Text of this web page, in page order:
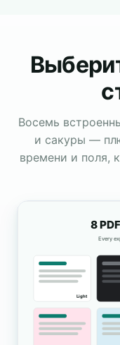
Восемь
и сакуры —
времени и поля,